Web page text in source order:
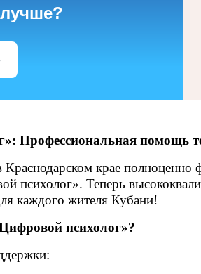
Профессиональная помощь
крае полноценно
психолог». Теперь
каждого жителя Кубани!
психолог»?